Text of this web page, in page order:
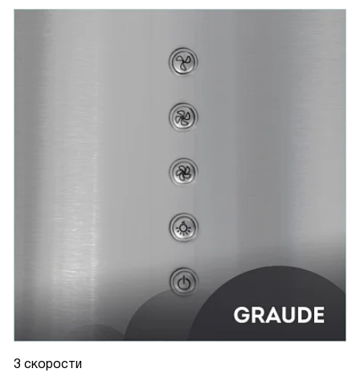
Еще одним плюсом является мотор Profi Fan, который
уровень шума. Я довольна покупкой и с уверенностью
могу сказать, что эта вытяжка стала настоящей находкой
3 скорости